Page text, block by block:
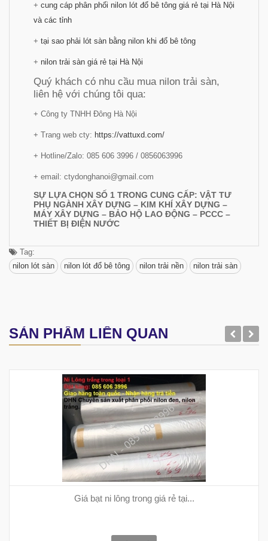
+ cung cáp phân phối nilon lót đổ bê tông giá rẻ tại Hà Nội
và các tỉnh
+ tại sao phải lót sàn bằng nilon khi đổ bê tông
+ nilon trải sàn giá rẻ tại Hà Nội
Quý khách có nhu cầu mua nilon trải sàn,
liên hệ với chúng tôi qua:
+ Công ty TNHH Đông Hà Nội
+ Trang web cty: https://vattuxd.com/
+ Hotline/Zalo: 085 606 3996 / 0856063996
+ email: ctydonghanoi@gmail.com
SỰ LỰA CHỌN SỐ 1 TRONG CUNG CẤP: VẬT TƯ
PHỤ NGÀNH XÂY DỰNG – KIM KHÍ XÂY DỰNG –
MÁY XÂY DỰNG – BẢO HỘ LAO ĐỘNG – PCCC –
THIẾT BỊ ĐIỆN NƯỚC
Tag:
nilon lót sàn
nilon lót đổ bê tông nilon trải nền nilon trải sàn
SẢN PHẨM LIÊN QUAN
Giá bạt ni lông trong giá rẻ tại...